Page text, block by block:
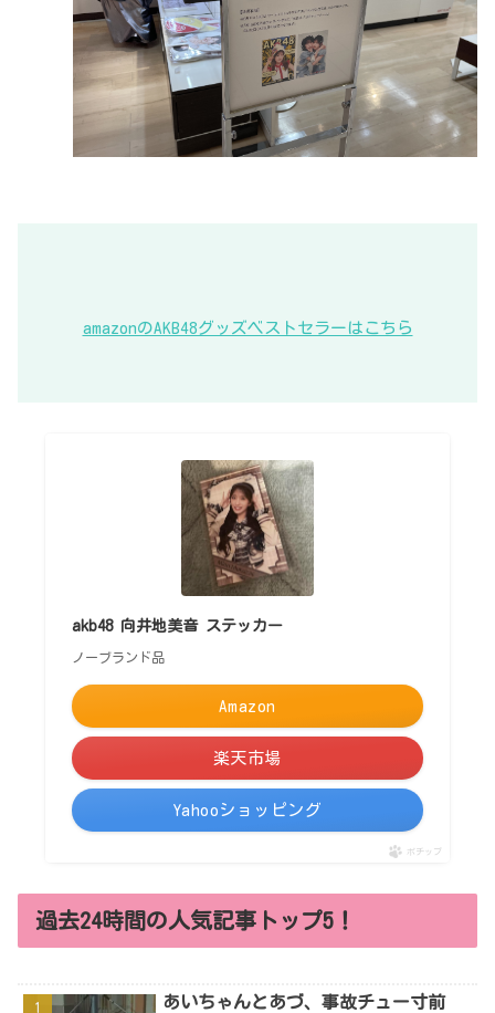
amazonのAKB48グッズベストセラーはこちら
akb48 向井地美音 ステッカー
ノーブランド品
Amazon
楽天市場
Yahooショッピング
ポチップ
過去24時間の人気記事トップ5！
あいちゃんとあづ、事故チュー寸前